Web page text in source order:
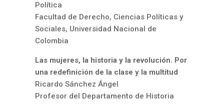
Política
Facultad de Derecho, Ciencias Políticas y
Sociales, Universidad Nacional de
Colombia
Las mujeres, la historia y la revolución. Por
una redefinición de la clase y la multitud
Ricardo Sánchez Ángel
Profesor del Departamento de Historia